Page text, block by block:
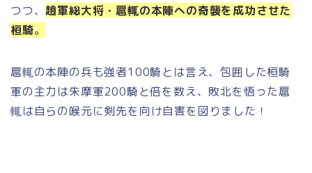
つつ、趙軍総大将・扈輒の本陣への奇襲を成功させた
桓騎。
扈輒の本陣の兵も強者100騎とは言え、包囲した桓騎
軍の主力は朱摩軍200騎と倍を数え、敗北を悟った扈
輒は自らの喉元に剣先を向け自害を図りました！